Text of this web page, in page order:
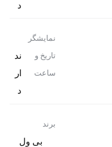
د
نمایشگر
تاریخ و
ساعت
ند
ار
د
برند
بی ول